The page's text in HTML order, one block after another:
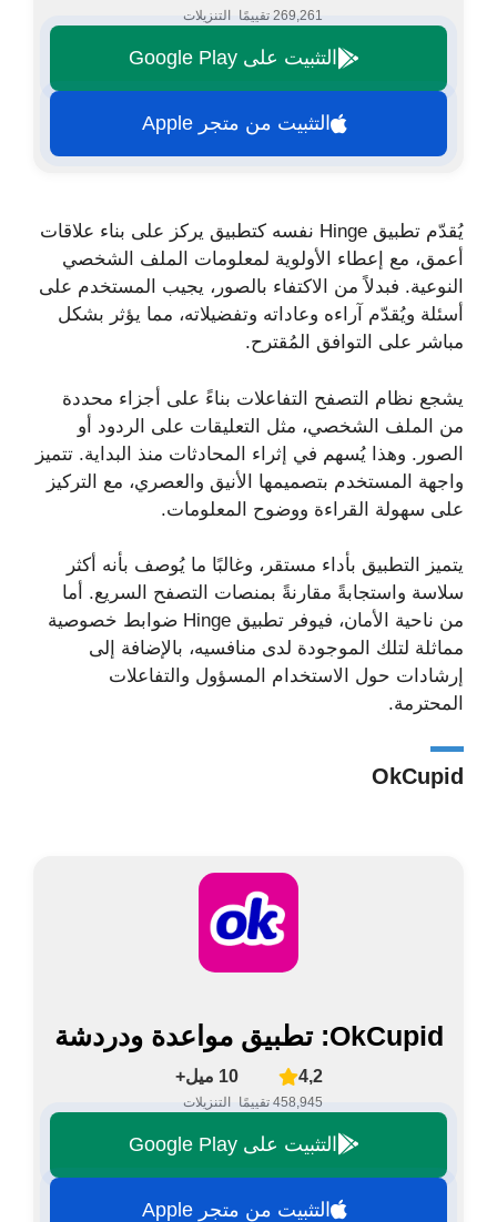
269,261 تقييمًا التنزيلات
التثبيت على Google Play
التثبيت من متجر Apple
يُقدّم تطبيق Hinge نفسه كتطبيق يركز على بناء علاقات
أعمق، مع إعطاء الأولوية لمعلومات الملف الشخصي
النوعية. فبدلاً من الاكتفاء بالصور، يجيب المستخدم على
أسئلة ويُقدّم آراءه وعاداته وتفضيلاته، مما يؤثر بشكل
مباشر على التوافق المُقترح.
يشجع نظام التصفح التفاعلات بناءً على أجزاء محددة
من الملف الشخصي، مثل التعليقات على الردود أو
الصور. وهذا يُسهم في إثراء المحادثات منذ البداية. تتميز
واجهة المستخدم بتصميمها الأنيق والعصري، مع التركيز
على سهولة القراءة ووضوح المعلومات.
يتميز التطبيق بأداء مستقر، وغالبًا ما يُوصف بأنه أكثر
سلاسة واستجابةً مقارنةً بمنصات التصفح السريع. أما
من ناحية الأمان، فيوفر تطبيق Hinge ضوابط خصوصية
مماثلة لتلك الموجودة لدى منافسيه، بالإضافة إلى
إرشادات حول الاستخدام المسؤول والتفاعلات
المحترمة.
OkCupid
OkCupid: تطبيق مواعدة ودردشة
4,2
458,945 تقييمًا
10 ميل+
التنزيلات
التثبيت على Google Play
التثبيت من متجر Apple